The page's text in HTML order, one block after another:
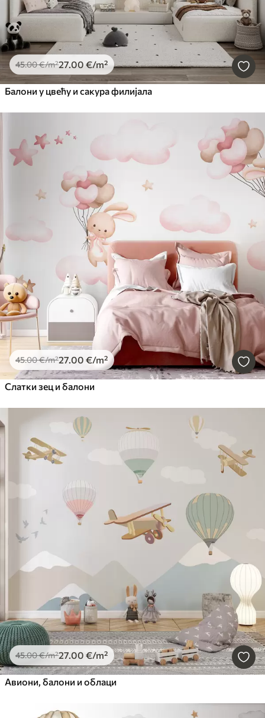
45.00€/m²27.00 €/m²
Балони у цвећу и сакура филијала
45.00€/m²27.00 €/m²
Слатки зец и балони
45.00€/m²27.00 €/m²
Авиони, балони и облаци